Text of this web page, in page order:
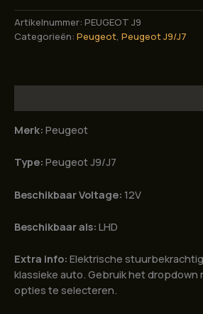
Peugeot
J7
Artikelnummer: PEUGEOT J9
Categorieën: Peugeot, Peugeot J9/J7
Merk: Peugeot
Type: Peugeot J9/J7
Beschikbaar Voltage: 12V
Beschikbaar als: LHD
Extra info: Elektrische
klassieke auto. Gebruik het dropdown
opties te selecteren.